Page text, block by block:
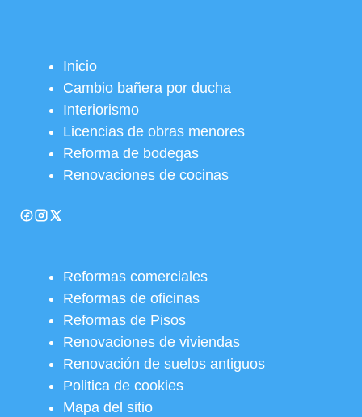
Inicio
Cambio bañera por ducha
Interiorismo
Licencias de obras menores
Reforma de bodegas
Renovaciones de cocinas
Reformas comerciales
Reformas de oficinas
Reformas de Pisos
Renovaciones de viviendas
Renovación de suelos antiguos
Politica de cookies
Mapa del sitio